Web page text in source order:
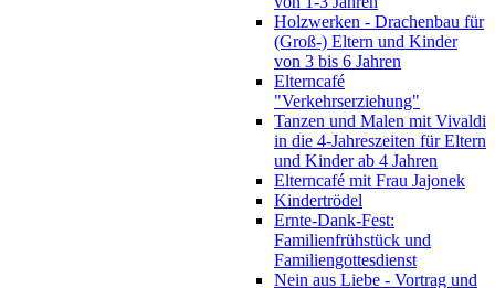
Holzwerken - Drachenbau für
(Groß-) Eltern und Kinder
von 3 bis 6 Jahren
Elterncafé
"Verkehrserziehung"
Tanzen und Malen mit Vivaldi
in die 4-Jahreszeiten für Eltern
und Kinder ab 4 Jahren
Elterncafé mit Frau Jajonek
Kindertrödel
Ernte-Dank-Fest:
Familienfrühstück und
Familiengottesdienst
Nein aus Liebe - Vortrag und